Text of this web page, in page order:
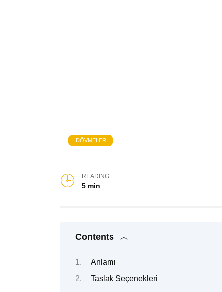
DÖVMELER
READING
5 min
Contents
Anlamı
Taslak Seçenekleri